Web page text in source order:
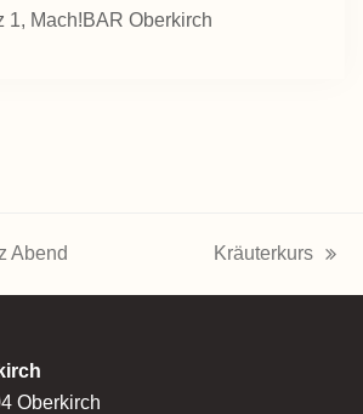
1, Mach!BAR Oberkirch
Abend
Beitrag:
Kräuterkurs
Oberkirch